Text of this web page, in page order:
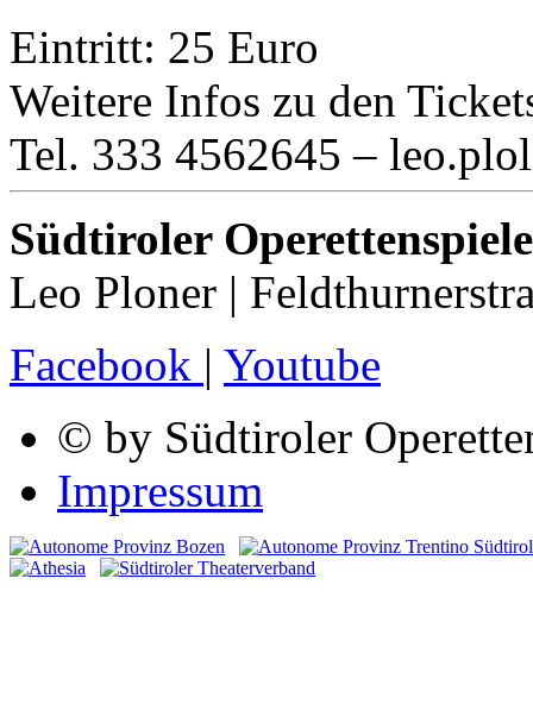
Eintritt: 25 Euro
Weitere Infos zu den
Tel. 333 4562645 –
Südtiroler Operettenspiele
Leo Ploner |
Facebook | Youtube
© by Südtiroler
Impressum